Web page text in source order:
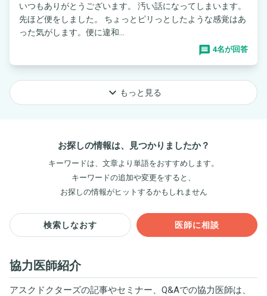
いつもありがとうございます。 汚い話になってしまいます。
先ほど便をしました。 ちょっとピリっとしたような感覚はあ
った気がします。便に違和...
4名が回答
keyboard_arrow_down もっと見る
お探しの情報は、見つかりましたか？
キーワードは、文章より単語をおすすめします。
キーワードの追加や変更をすると、
お探しの情報がヒットするかもしれません
検索しなおす 医師に相談
協力医師紹介
アスクドクターズの記事やセミナー、Q&Aでの協力医師は、